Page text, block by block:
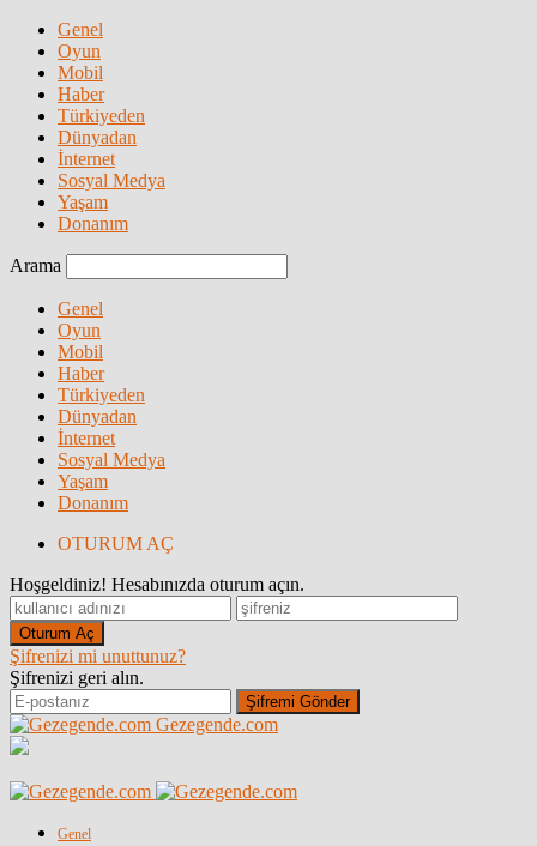
Genel
Oyun
Mobil
Haber
Türkiyeden
Dünyadan
İnternet
Sosyal Medya
Yaşam
Donanım
Arama
Genel
Oyun
Mobil
Haber
Türkiyeden
Dünyadan
İnternet
Sosyal Medya
Yaşam
Donanım
OTURUM AÇ
Hoşgeldiniz! Hesabınızda oturum açın.
Şifrenizi mi unuttunuz?
Şifrenizi geri alın.
Gezegende.com
Genel